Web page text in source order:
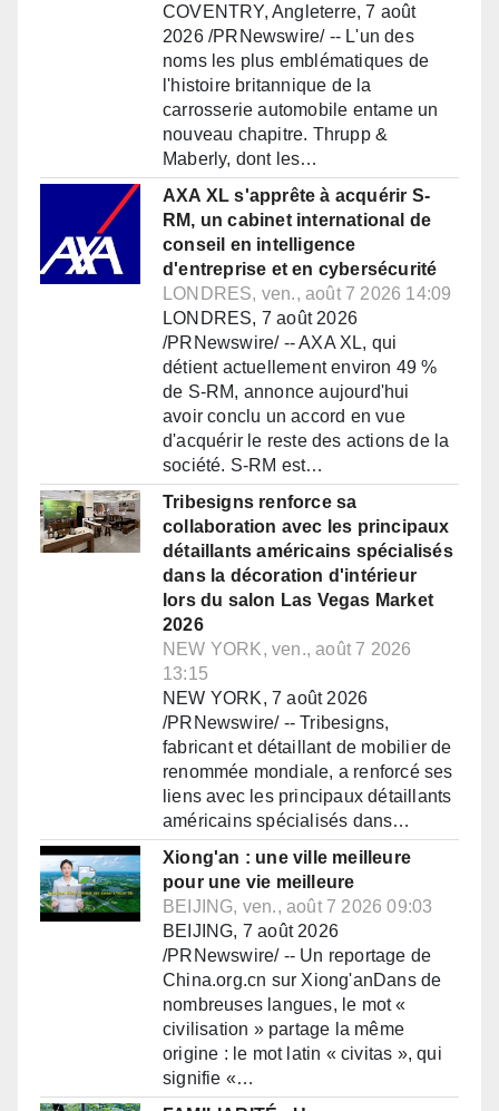
COVENTRY, Angleterre, 7 août
2026 /PRNewswire/ -- L'un des
noms les plus emblématiques de
l'histoire britannique de la
carrosserie automobile entame un
nouveau chapitre. Thrupp &
Maberly, dont les…
AXA XL s'apprête à acquérir S-
RM, un cabinet international de
conseil en intelligence
d'entreprise et en cybersécurité
LONDRES, ven., août 7 2026 14:09
LONDRES, 7 août 2026
/PRNewswire/ -- AXA XL, qui
détient actuellement environ 49 %
de S-RM, annonce aujourd'hui
avoir conclu un accord en vue
d'acquérir le reste des actions de la
société. S-RM est…
Tribesigns renforce sa
collaboration avec les principaux
détaillants américains spécialisés
dans la décoration d'intérieur
lors du salon Las Vegas Market
2026
NEW YORK, ven., août 7 2026
13:15
NEW YORK, 7 août 2026
/PRNewswire/ -- Tribesigns,
fabricant et détaillant de mobilier de
renommée mondiale, a renforcé ses
liens avec les principaux détaillants
américains spécialisés dans…
Xiong'an : une ville meilleure
pour une vie meilleure
BEIJING, ven., août 7 2026 09:03
BEIJING, 7 août 2026
/PRNewswire/ -- Un reportage de
China.org.cn sur Xiong'anDans de
nombreuses langues, le mot «
civilisation » partage la même
origine : le mot latin « civitas », qui
signifie «…